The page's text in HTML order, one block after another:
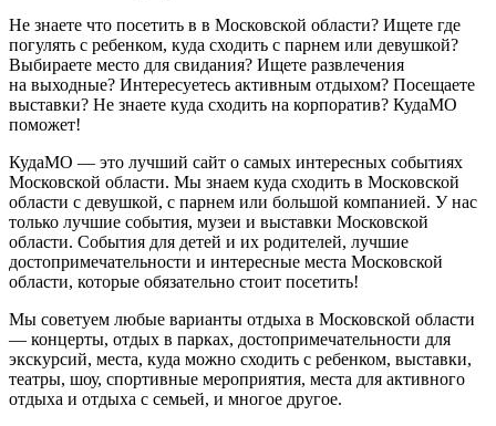
Не знаете что посетить в в Московской области? Ищете где
погулять с ребенком, куда сходить с парнем или девушкой?
Выбираете место для свидания? Ищете развлечения
на выходные? Интересуетесь активным отдыхом? Посещаете
выставки? Не знаете куда сходить на корпоратив? КудаМО
поможет!
КудаМО — это лучший сайт о самых интересных событиях
Московской области. Мы знаем куда сходить в Московской
области с девушкой, с парнем или большой компанией. У нас
только лучшие события, музеи и выставки Московской
области. События для детей и их родителей, лучшие
достопримечательности и интересные места Московской
области, которые обязательно стоит посетить!
Мы советуем любые варианты отдыха в Московской области
— концерты, отдых в парках, достопримечательности для
экскурсий, места, куда можно сходить с ребенком, выставки,
театры, шоу, спортивные мероприятия, места для активного
отдыха и отдыха с семьей, и многое другое.